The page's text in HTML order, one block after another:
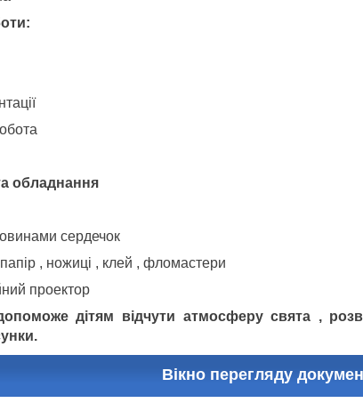
обладнання
сердечок
, ножиці , клей , фломастери
проектор
дітям відчути атмосферу свята ,
Вікно перегляду